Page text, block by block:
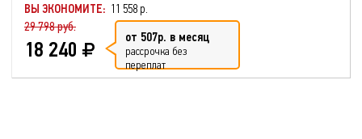
ВЫ ЭКОНОМИТЕ: 11 558 р.
29 798 руб.
18 240 от 507р. в месяц
рассрочка без
переплат